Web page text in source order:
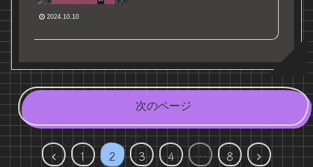
2024.10.10
次のページ
前
1 2 3 4 … 8
次